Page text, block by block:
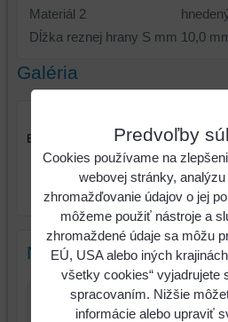
Materiál 2
Dĺžka reznej hrany S mm 10,0
Galéria
Kliešte na krútenie drôtu,
215 mm
Nový komentár
Predvoľby
Cookies používame na
webovej stránky,
zhromažďovanie údajov o jej
môžeme použiť nástroje a
zhromaždené údaje sa môžu
EÚ, USA alebo iných
všetky cookies“ vyjadrujete
spracovaním. Nižšie
informácie alebo upraviť